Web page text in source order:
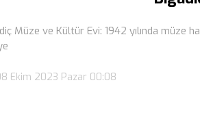
Müze ve Kültür Evi: 1942 yılında müze
Ekim 2023 Pazar 00:08